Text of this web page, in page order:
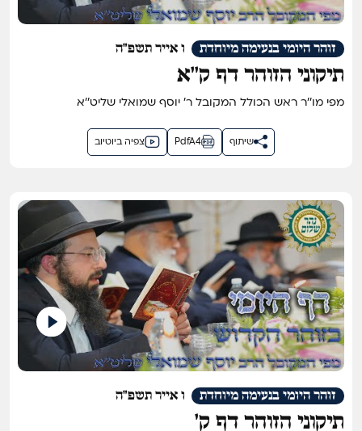
ו אייר תשפ"ה זוהר היומי בנעימה מיוחדת
תיקוני הזוהר דף ק''א
מפי מו''ר ראש הכולל המקובל ר' יוסף שמואלי שליט''א
צפיה ביוטיוב PdfA4 שיתוף
ו אייר תשפ"ה זוהר היומי בנעימה מיוחדת
תיקוני הזוהר דף ק'